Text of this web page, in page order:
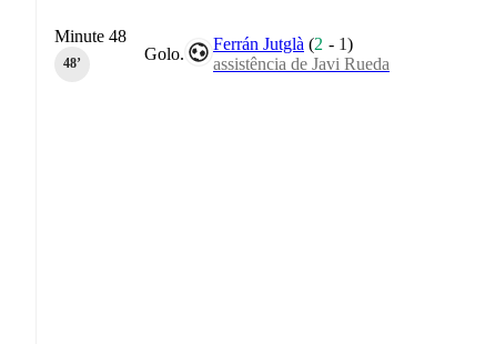
Golo.
Ferrán Jutglà (2 - 1)
assistência de Javi Rueda
Minute 48
48‎’‎